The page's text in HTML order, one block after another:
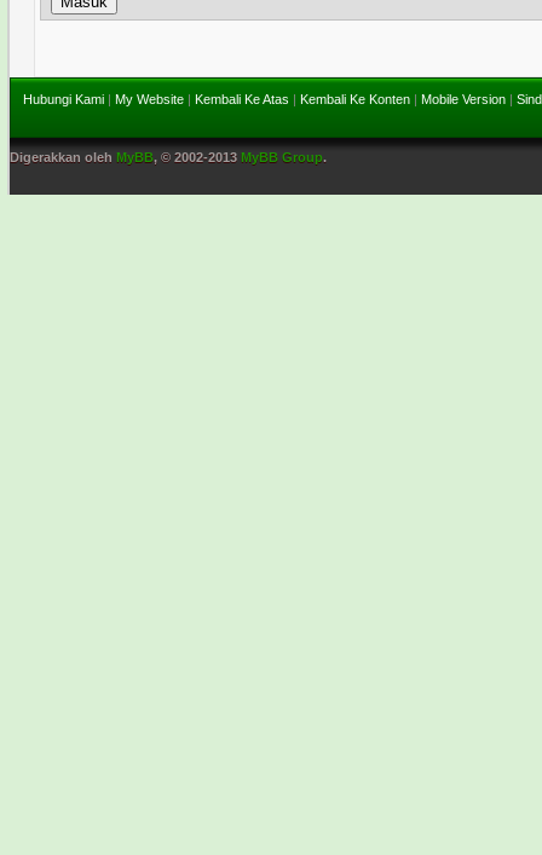
Hubungi Kami | My Website | Kembali Ke Atas | Kembali Ke Konten | Mobile Version |
Digerakkan oleh MyBB, © 2002-2013 MyBB Group.